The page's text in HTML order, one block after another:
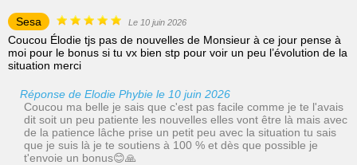
Sesa Le 10 juin 2026
Coucou Élodie tjs pas de nouvelles de Monsieur à ce jour pense à
moi pour le bonus si tu vx bien stp pour voir un peu l’évolution de la
situation merci
Réponse de Elodie Phybie le 10 juin 2026
Coucou ma belle je sais que c'est pas facile comme je te l'avais
dit soit un peu patiente les nouvelles elles vont être là mais avec
de la patience lâche prise un petit peu avec la situation tu sais
que je suis là je te soutiens à 100 % et dès que possible je
t'envoie un bonus😊🙏